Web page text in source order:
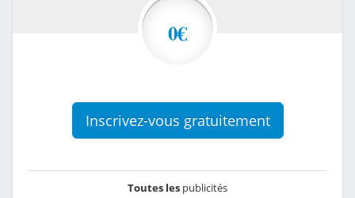
0€
Inscrivez-vous gratuitement
Toutes les publicités